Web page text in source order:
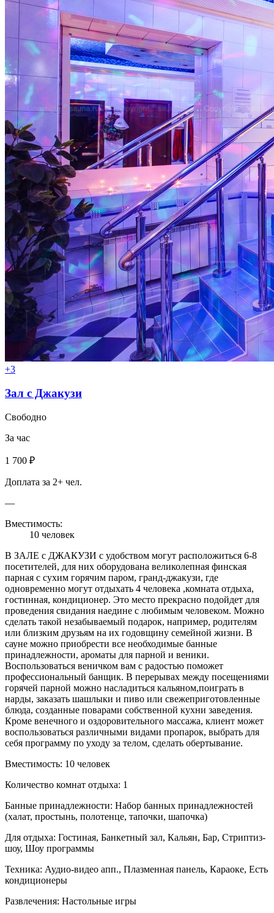
+3
Зал с Джакузи
Свободно
За час
1 700 ₽
Доплата за 2+ чел.
—
Вместимость:
10 человек
В ЗАЛЕ с ДЖАКУЗИ с удобством могут расположиться 6-8
посетителей, для них оборудована великолепная финская
парная с сухим горячим паром, гранд-джакузи, где
одновременно могут отдыхать 4 человека ,комната отдыха,
гостинная, кондиционер. Это место прекрасно подойдет для
проведения свидания наедине с любимым человеком. Можно
сделать такой незабываемый подарок, например, родителям
или близким друзьям на их годовщину семейной жизни. В
сауне можно приобрести все необходимые банные
принадлежности, ароматы для парной и веники.
Воспользоваться веничком вам с радостью поможет
профессиональный банщик. В перерывах между посещениями
горячей парной можно насладиться кальяном,поиграть в
нарды, заказать шашлыки и пиво или свежеприготовленные
блюда, созданные поварами собственной кухни заведения.
Кроме венечного и оздоровительного массажа, клиент может
воспользоваться различными видами пропарок, выбрать для
себя программу по уходу за телом, сделать обертывание.
Вместимость: 10 человек
Количество комнат отдыха: 1
Банные принадлежности: Набор банных принадлежностей
(халат, простынь, полотенце, тапочки, шапочка)
Для отдыха: Гостиная, Банкетный зал, Кальян, Бар, Стриптиз-
шоу, Шоу программы
Техника: Аудио-видео апп., Плазменная панель, Караоке, Есть
кондиционеры
Развлечения: Настольные игры